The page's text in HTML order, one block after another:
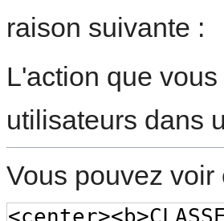
raison suivante :
L'action que
utilisateurs dans
Vous pouvez